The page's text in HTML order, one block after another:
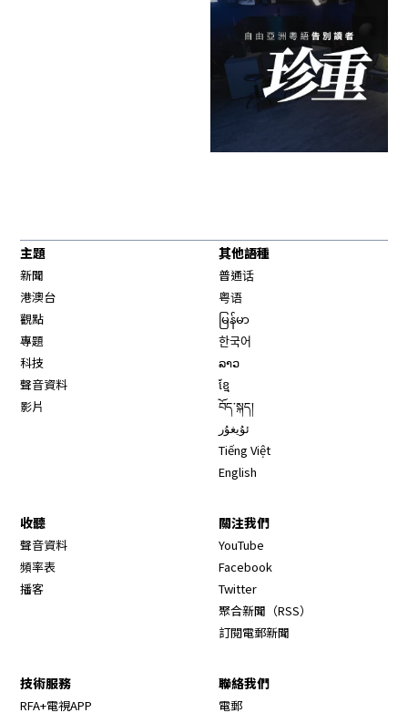
主題
新聞
港澳台
觀點
專題
科技
聲音資料
影片
其他語種
普通话
粤语
မြန်မာ
한국어
ລາວ
ខ្មែ
བོད་སྐད།
ئۇيغۇر
Tiếng Việt
English
收聽
聲音資料
頻率表
播客
關注我們
YouTube
Facebook
Twitter
聚合新聞（RSS）
訂閱電郵新聞
技術服務
RFA+電視APP
聯絡我們
電郵